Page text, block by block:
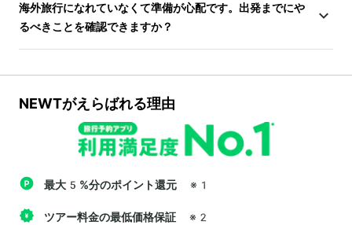
海外旅行になれていなくて準備が心配です。出発までにや
るべきことを確認できますか？
NEWTがえらばれる理由
最大5%分のポイント還元 ※1
ツアー料金の最低価格保証 ※2